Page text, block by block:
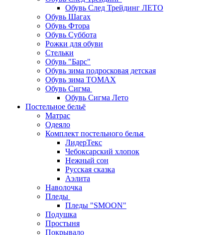
Обувь След Трейдинг ЛЕТО
Обувь Шагах
Обувь Фтора
Обувь Суббота
Рожки для обуви
Стельки
Обувь "Барс"
Обувь зима подросковая детская
Обувь зима ТОМАХ
Обувь Сигма
Обувь Сигма Лето
Постельное бельё
Матрас
Одеяло
Комплект постельного белья
ЛидерТекс
Чебоксарский хлопок
Нежный сон
Русская сказка
Аэлита
Наволочка
Пледы
Пледы "SMOON"
Подушка
Простыня
Покрывало